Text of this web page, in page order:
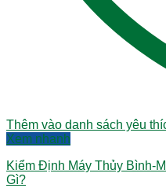
Thêm vào danh sách yêu
Xem nhanh
Kiểm Định Máy Thủy Bình-
Gì?